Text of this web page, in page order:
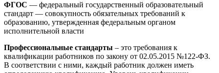
ФГОС — федеральный государственный образовательный
стандарт — совокупность обязательных требований к
образованию, утвержденная федеральным органом
исполнительной власти
Профессиональные стандарты – это требования к
квалификации работников по закону от 02.05.2015 №122-ФЗ.
В соответствии с ними, каждый работник должен иметь